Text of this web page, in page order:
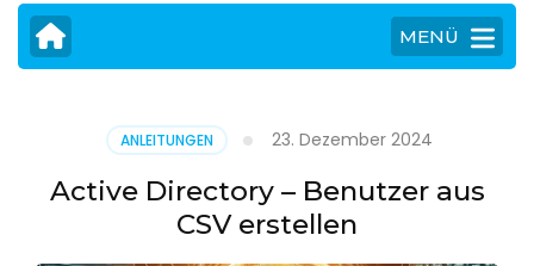
drücken)
MENÜ
ANLEITUNGEN 23. Dezember 2024
Active Directory – Benutzer aus
CSV erstellen